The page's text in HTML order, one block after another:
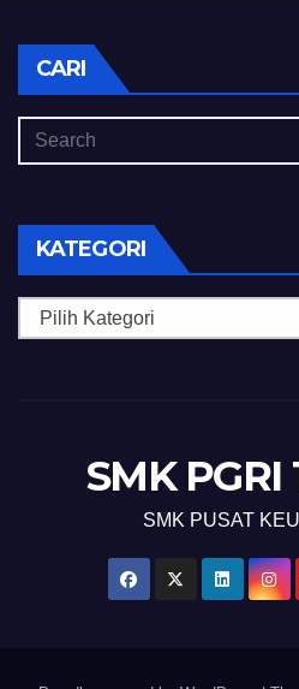
CARI
KATEGORI
Kategori
SMK PGRI
SMK PUSAT